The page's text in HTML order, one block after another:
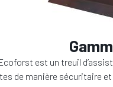
est un treuil
de manière sécuritaire